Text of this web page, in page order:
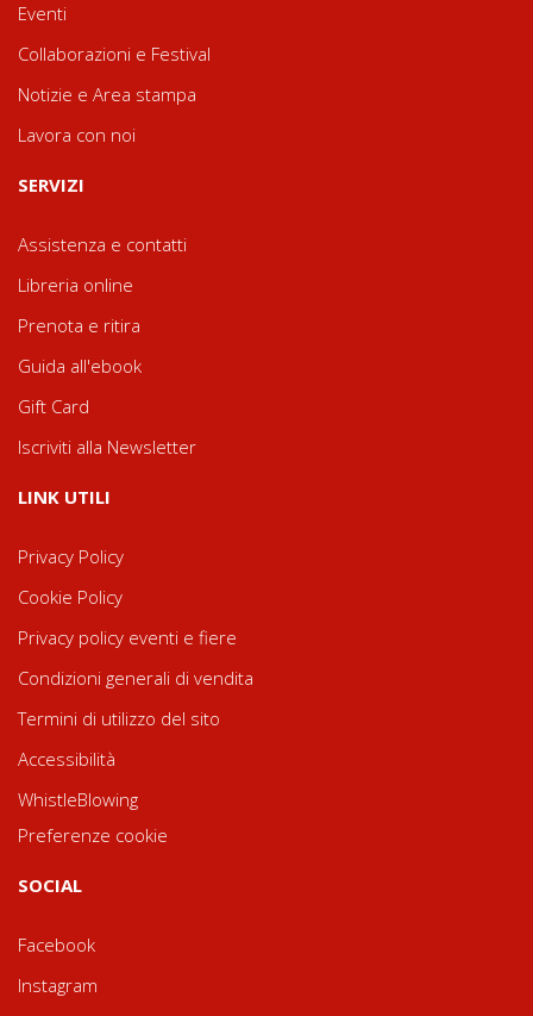
Eventi
Collaborazioni e Festival
Notizie e Area stampa
Lavora con noi
SERVIZI
Assistenza e contatti
Libreria online
Prenota e ritira
Guida all'ebook
Gift Card
Iscriviti alla Newsletter
LINK UTILI
Privacy Policy
Cookie Policy
Privacy policy eventi e fiere
Condizioni generali di vendita
Termini di utilizzo del sito
Accessibilità
WhistleBlowing
Preferenze cookie
SOCIAL
Facebook
Instagram